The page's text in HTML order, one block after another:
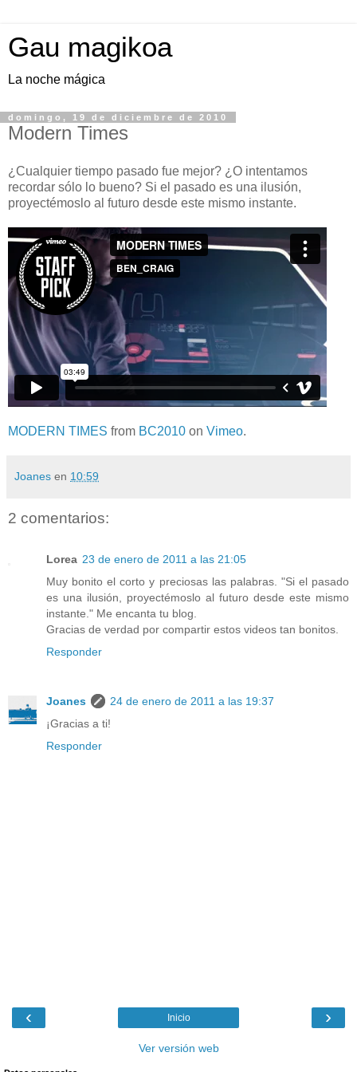
Gau magikoa
La noche mágica
domingo, 19 de diciembre de 2010
Modern Times
¿Cualquier tiempo pasado fue mejor? ¿O intentamos
recordar sólo lo bueno? Si el pasado es una ilusión,
proyectémoslo al futuro desde este mismo instante.
MODERN TIMES from BC2010 on Vimeo.
Joanes en 10:59
2 comentarios:
Lorea 23 de enero de 2011 a las 21:05
Muy bonito el corto y preciosas las palabras. "Si el pasado
es una ilusión, proyectémoslo al futuro desde este mismo
instante." Me encanta tu blog.
Gracias de verdad por compartir estos videos tan bonitos.
Responder
Joanes
24 de enero de 2011 a las 19:37
¡Gracias a ti!
Responder
‹ ›
Inicio
Ver versión web